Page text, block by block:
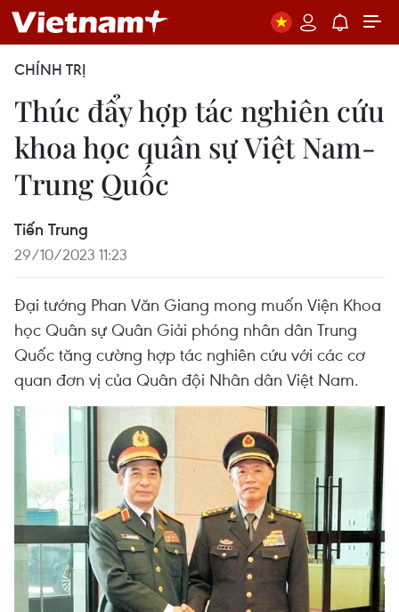
CHÍNH TRỊ
Thúc đẩy hợp tác nghiên cứu
khoa học quân sự Việt Nam-
Trung Quốc
Tiến Trung
29/10/2023 11:23
Đại tướng Phan Văn Giang mong muốn Viện Khoa
học Quân sự Quân Giải phóng nhân dân Trung
Quốc tăng cường hợp tác nghiên cứu với các cơ
quan đơn vị của Quân đội Nhân dân Việt Nam.